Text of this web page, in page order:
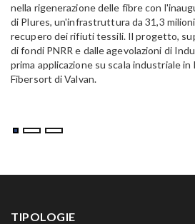
nella rigenerazione delle fibre con
di Plures, un'infrastruttura da 31,3
recupero dei rifiuti tessili. Il progetto,
di fondi PNRR e dalle agevolazioni di
prima applicazione su scala industriale
Fibersort di Valvan.
TIPOLOGIE